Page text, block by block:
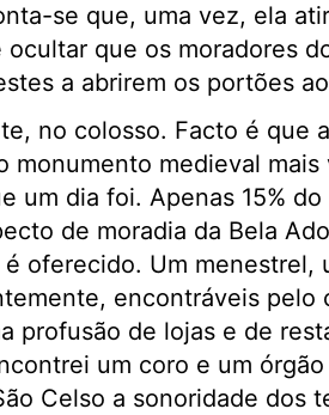
se que, uma vez, ela
que os moradores
a abrirem os portões
no colosso. Facto é que
monumento medieval mais
um dia foi. Apenas 15%
de moradia da Bela
oferecido. Um menestrel,
encontráveis pelo
profusão de lojas e de
um coro e um
Celso a sonoridade dos